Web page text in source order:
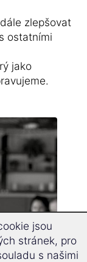
zlepšovat
ostatními
jako
jsou
stránek, pro
s našimi